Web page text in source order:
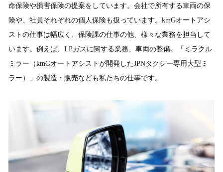
命保険や損害保険の提案をしています。会社で所有する車両の保
険や、社員それぞれの個人保険も扱っています。kmGオートアシ
ストの仕事は幅広く、保険課の仕事の他、様々な業務を担当して
います。例えば、LPガスに関する業務、車両の整備。「ミラクル
ミラー（kmGオートアシストが開発したJPNタクシー専用大型ミ
ラー）」の製造・販売なども私たちの仕事です。